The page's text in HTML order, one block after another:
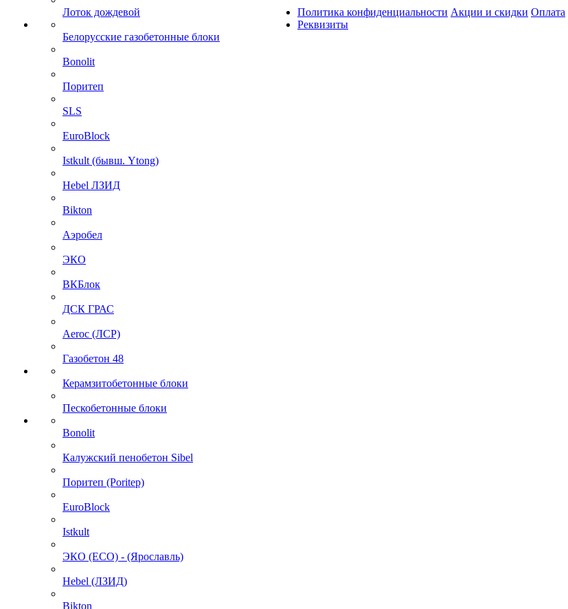
Лоток дождевой
Белорусские газобетонные блоки
Bonolit
Поритеп
SLS
EuroBlock
Istkult (бывш. Ytong)
Hebel ЛЗИД
Bikton
Аэробел
ЭКО
ВКБлок
ДСК ГРАС
Aeroc (ЛСР)
Газобетон 48
Керамзитобетонные блоки
Пескобетонные блоки
Bonolit
Калужский пенобетон Sibel
Поритеп (Poritep)
EuroBlock
Istkult
ЭКО (ECO) - (Ярославль)
Hebel (ЛЗИД)
Bikton
Политика конфиденциальности
Реквизиты
Акции и скидки Оплата